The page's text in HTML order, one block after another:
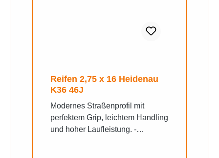
Erstausstatter, was das Vertrauen
Reifen 2,75 x 16 Heidenau
K36 46J
Modernes Straßenprofil mit
perfektem Grip, leichtem Handling
und hoher Laufleistung. -